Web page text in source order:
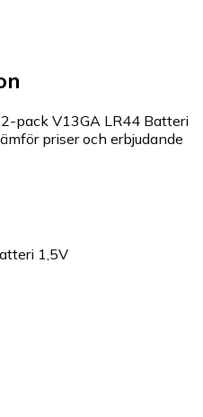
pack V13GA LR44 Batteri
priser och erbjudande
1,5V